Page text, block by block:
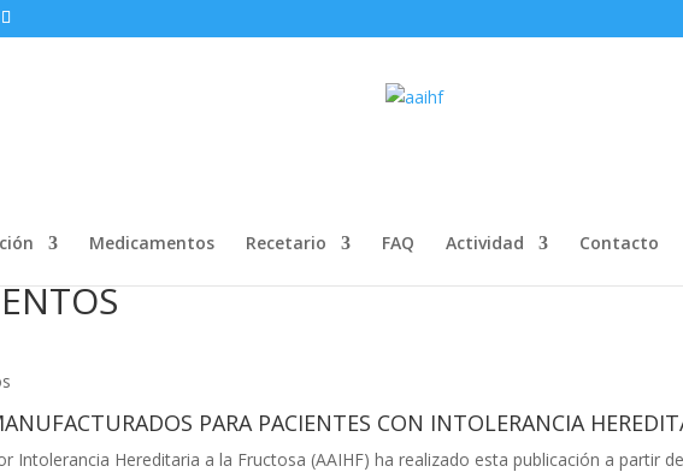
Medicamentos Recetario FAQ Actividad Contacto
PARA PACIENTES CON INTOLERANCIA
Intolerancia Hereditaria a la Fructosa (AAIHF) ha realizado esta publicación a partir